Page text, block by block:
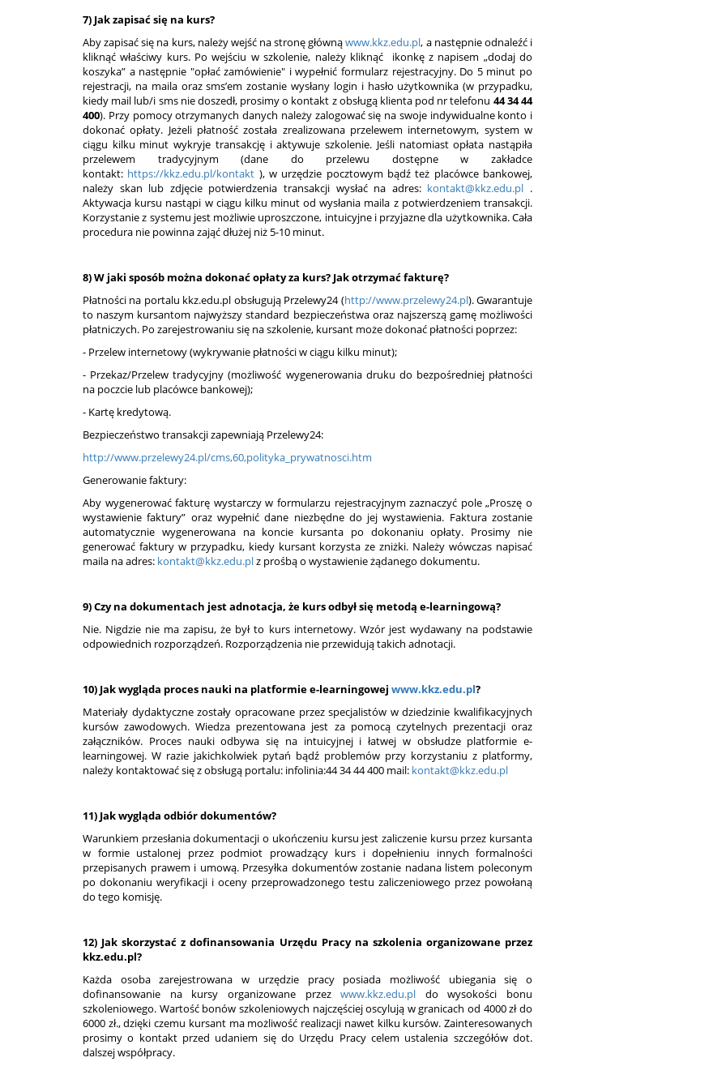
7) Jak zapisać się na kurs?
Aby zapisać się na kurs, należy wejść na stronę głównąwww.kkz.edu.pl, a następnie odnaleźć i
kliknąć właściwy kurs. Po wejściu w szkolenie, należy kliknąć ikonkę z napisem „dodaj do
koszyka” a następnie "opłać zamówienie" i wypełnić formularz rejestracyjny. Do 5 minut po
rejestracji, na maila oraz sms’em zostanie wysłany login i hasło użytkownika (w przypadku,
kiedy mail lub/i sms nie doszedł, prosimy o kontakt z obsługą klienta pod nr telefonu 44 34 44
400). Przy pomocy otrzymanych danych należy zalogować się na swoje indywidualne konto i
dokonać opłaty. Jeżeli płatność została zrealizowana przelewem internetowym, system w
ciągu kilku minut wykryje transakcję i aktywuje szkolenie. Jeśli natomiast opłata nastąpiła
przelewem tradycyjnym (dane do przelewu dostępne w zakładce
kontakt: https://kkz.edu.pl/kontakt ), w urzędzie pocztowym bądź też placówce bankowej,
należy skan lub zdjęcie potwierdzenia transakcji wysłać na adres: kontakt@kkz.edu.pl .
Aktywacja kursu nastąpi w ciągu kilku minut od wysłania maila z potwierdzeniem transakcji.
Korzystanie z systemu jest możliwie uproszczone, intuicyjne i przyjazne dla użytkownika. Cała
procedura nie powinna zająć dłużej niż 5-10 minut.
8) W jaki sposób można dokonać opłaty za kurs? Jak otrzymać fakturę?
Płatności na portalu kkz.edu.pl obsługują Przelewy24 (http://www.przelewy24.pl). Gwarantuje
to naszym kursantom najwyższy standard bezpieczeństwa oraz najszerszą gamę możliwości
płatniczych. Po zarejestrowaniu się na szkolenie, kursant może dokonać płatności poprzez:
- Przelew internetowy (wykrywanie płatności w ciągu kilku minut);
- Przekaz/Przelew tradycyjny (możliwość wygenerowania druku do bezpośredniej płatności
na poczcie lub placówce bankowej);
- Kartę kredytową.
Bezpieczeństwo transakcji zapewniają Przelewy24:
http://www.przelewy24.pl/cms,60,polityka_prywatnosci.htm
Generowanie faktury:
Aby wygenerować fakturę wystarczy w formularzu rejestracyjnym zaznaczyć pole „Proszę o
wystawienie faktury” oraz wypełnić dane niezbędne do jej wystawienia. Faktura zostanie
automatycznie wygenerowana na koncie kursanta po dokonaniu opłaty. Prosimy nie
generować faktury w przypadku, kiedy kursant korzysta ze zniżki. Należy wówczas napisać
maila na adres: kontakt@kkz.edu.plz prośbą o wystawienie żądanego dokumentu.
9) Czy na dokumentach jest adnotacja, że kurs odbył się metodą e-learningową?
Nie. Nigdzie nie ma zapisu, że był to kurs internetowy. Wzór jest wydawany na podstawie
odpowiednich rozporządzeń. Rozporządzenia nie przewidują takich adnotacji.
10) Jak wygląda proces nauki na platformie e-learningowej www.kkz.edu.pl?
Materiały dydaktyczne zostały opracowane przez specjalistów w dziedzinie kwalifikacyjnych
kursów zawodowych. Wiedza prezentowana jest za pomocą czytelnych prezentacji oraz
załączników. Proces nauki odbywa się na intuicyjnej i łatwej w obsłudze platformie e-
learningowej. W razie jakichkolwiek pytań bądź problemów przy korzystaniu z platformy,
należy kontaktować się z obsługą portalu: infolinia:44 34 44 400 mail: kontakt@kkz.edu.pl
11) Jak wygląda odbiór dokumentów?
Warunkiem przesłania dokumentacji o ukończeniu kursu jest zaliczenie kursu przez kursanta
w formie ustalonej przez podmiot prowadzący kurs i dopełnieniu innych formalności
przepisanych prawem i umową. Przesyłka dokumentów zostanie nadana listem poleconym
po dokonaniu weryfikacji i oceny przeprowadzonego testu zaliczeniowego przez powołaną
do tego komisję.
12) Jak skorzystać z dofinansowania Urzędu Pracy na szkolenia organizowane przez
kkz.edu.pl?
Każda osoba zarejestrowana w urzędzie pracy posiada możliwość ubiegania się o
dofinansowanie na kursy organizowane przezwww.kkz.edu.pl do wysokości bonu
szkoleniowego. Wartość bonów szkoleniowych najczęściej oscylują w granicach od 4000 zł do
6000 zł., dzięki czemu kursant ma możliwość realizacji nawet kilku kursów. Zainteresowanych
prosimy o kontakt przed udaniem się do Urzędu Pracy celem ustalenia szczegółów dot.
dalszej współpracy.